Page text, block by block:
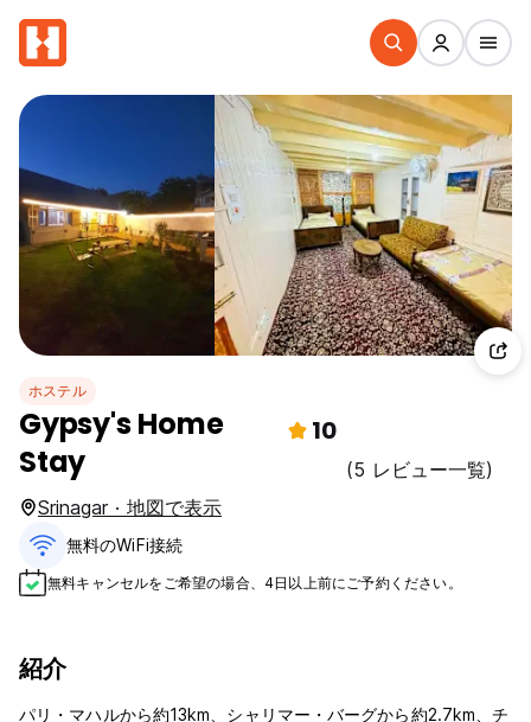
ホステル
Gypsy's Home
Stay
10
(5 レビュー一覧)
Srinagar · 地図で表示
無料のWiFi接続
無料キャンセルをご希望の場合、4日以上前にご予約ください。
紹介
パリ・マハルから約13km、シャリマー・バーグから約2.7km、チ